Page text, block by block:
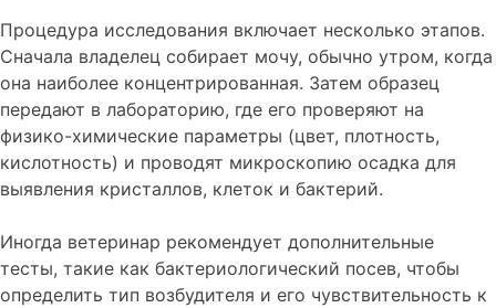
Процедура исследования включает несколько этапов.
Сначала владелец собирает мочу, обычно утром, когда
она наиболее концентрированная. Затем образец
передают в лабораторию, где его проверяют на
физико-химические параметры (цвет, плотность,
кислотность) и проводят микроскопию осадка для
выявления кристаллов, клеток и бактерий.
Иногда ветеринар рекомендует дополнительные
тесты, такие как бактериологический посев, чтобы
определить тип возбудителя и его чувствительность к